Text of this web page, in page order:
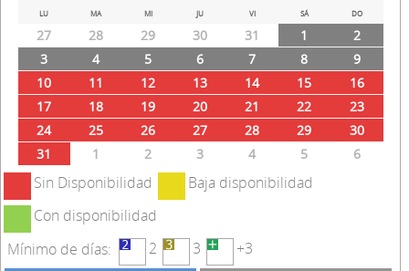
Prev Next
LU MA MI JU VI SÁ DO
27 28 29 30 31 1
2
3
4 5 6 7 8
9
10
11 12 13 14 15
16
17
18 19 20 21 22
23
24
25 26 27 28 29
30
31
1 2 3 4 5 6
Sin Disponibilidad
Baja disponibilidad
Con disponibilidad
Mínimo de días:
2 3 +3